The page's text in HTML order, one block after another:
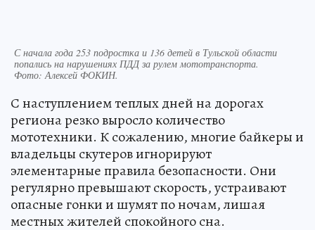
С начала года 253 подростка и 136 детей в Тульской области
попались на нарушениях ПДД за рулем мототранспорта.
Фото: Алексей ФОКИН.
С наступлением теплых дней на дорогах
региона резко выросло количество
мототехники. К сожалению, многие байкеры и
владельцы скутеров игнорируют
элементарные правила безопасности. Они
регулярно превышают скорость, устраивают
опасные гонки и шумят по ночам, лишая
местных жителей спокойного сна.